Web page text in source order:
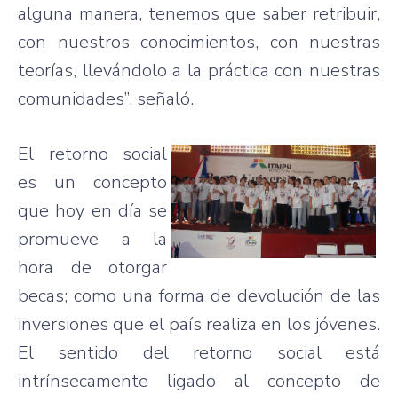
alguna manera, tenemos que saber retribuir,
con nuestros conocimientos, con nuestras
teorías, llevándolo a la práctica con nuestras
comunidades”, señaló.
El retorno social
es un concepto
que hoy en día se
promueve a la
hora de otorgar
becas; como una forma de devolución de las
inversiones que el país realiza en los jóvenes.
El sentido del retorno social está
intrínsecamente ligado al concepto de